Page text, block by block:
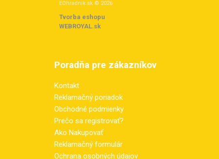
EOhradnik.sk © 2026
Tvorba eshopu:
WEBROYAL.sk
Poradňa pre zákazníkov
Kontakt
Reklamačný poriadok
Obchodné podmienky
Prečo sa registrovať?
Ako Nakupovať
Reklamačný formulár
Ochrana osobných údajov